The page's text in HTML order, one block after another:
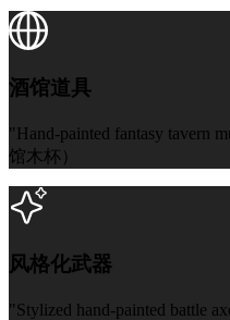
酒馆道具
"Hand-painted fantasy tavern
馆木杯）
风格化武器
"Stylized hand-painted battle